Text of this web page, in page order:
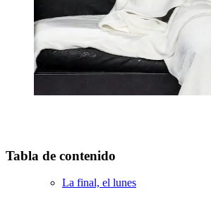
Tabla de contenido
La final, el lunes